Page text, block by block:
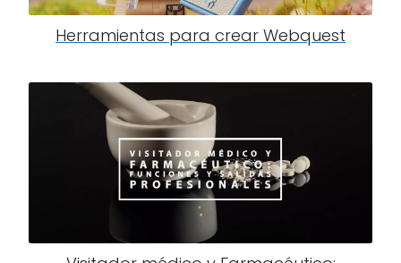
Herramientas para crear Webquest